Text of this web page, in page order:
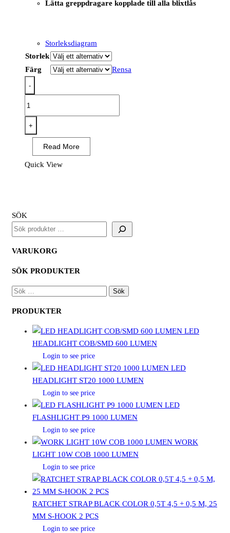
Lätta greppdragare kopplade till alla blixtlås
Storleksdiagram
Storlek
Färg
Rensa
-
EV4
Isolerad
Hybridjacka
mängd
+
Read More
Quick View
SÖK
VARUKORG
SÖK PRODUKTER
SÖK
PRODUKTER
LED
HEADLIGHT COB/SMD 600 LUMEN
Login to see price
LED
HEADLIGHT ST20 1000 LUMEN
Login to see price
LED
FLASHLIGHT P9 1000 LUMEN
Login to see price
WORK
LIGHT 10W COB 1000 LUMEN
Login to see price
RATCHET STRAP BLACK COLOR 0,5T 4,5 + 0,5 M, 25
MM S-HOOK 2 PCS
Login to see price